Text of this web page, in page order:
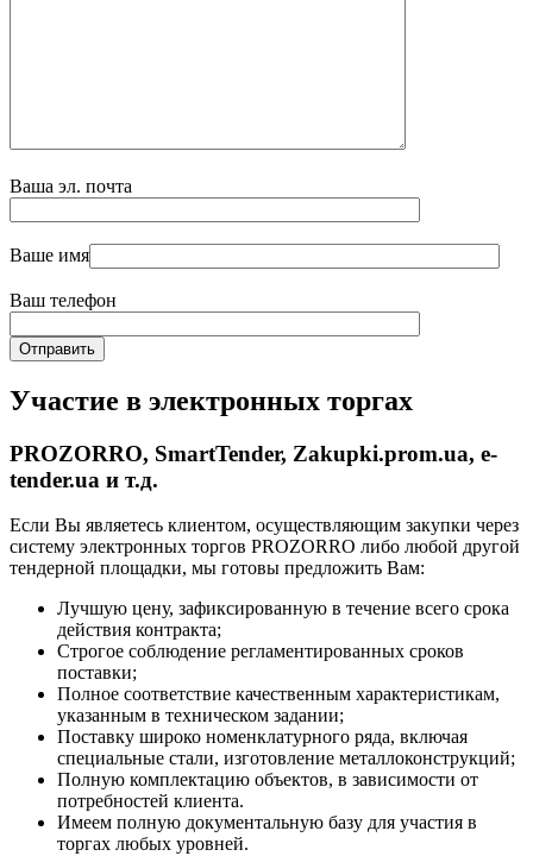
Ваша эл. почта
Ваше имя
Ваш телефон
Участие в электронных торгах
PROZORRO, SmartTender, Zakupki.prom.ua, e-
tender.ua и т.д.
Если Вы являетесь клиентом, осуществляющим закупки через
систему электронных торгов PROZORRO либо любой другой
тендерной площадки, мы готовы предложить Вам:
Лучшую цену, зафиксированную в течение всего срока
действия контракта;
Строгое соблюдение регламентированных сроков
поставки;
Полное соответствие качественным характеристикам,
указанным в техническом задании;
Поставку широко номенклатурного ряда, включая
специальные стали, изготовление металлоконструкций;
Полную комплектацию объектов, в зависимости от
потребностей клиента.
Имеем полную документальную базу для участия в
торгах любых уровней.